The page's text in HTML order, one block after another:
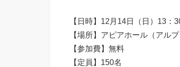
【日時】12月14日（日）13：
【場所】アピアホール（アル
【参加費】無料
【定員】150名